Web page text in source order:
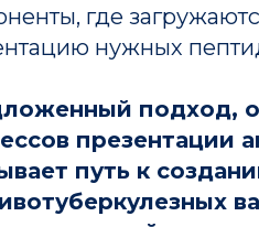
где
нужных
подход,
презентации
путь к
наук